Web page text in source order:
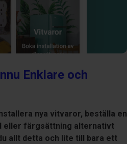
Enklare och
nya vitvaror, beställa en
eller färgsättning alternativt
allt detta och lite till bara ett